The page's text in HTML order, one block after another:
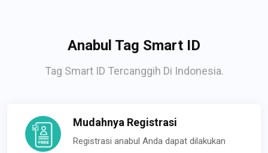
Anabul Tag Smart ID
Tag Smart ID Tercanggih Di Indonesia.
Mudahnya Registrasi
Registrasi anabul Anda dapat dilakukan